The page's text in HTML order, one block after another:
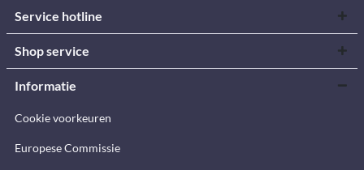
Service hotline
Shop service
Informatie
Cookie voorkeuren
Europese Commissie